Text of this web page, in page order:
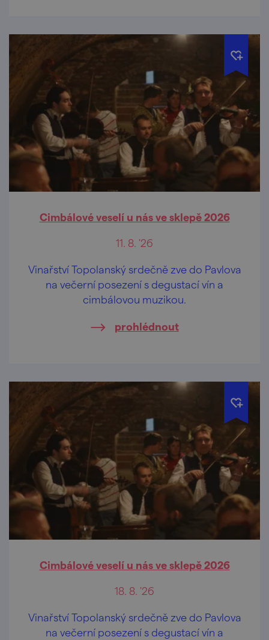
Cimbálové veselí u nás ve sklepě 2026
11. 8. '26
Vinařství Topolanský srdečně zve do Pavlova
na večerní posezení s degustací vín a
cimbálovou muzikou.
prohlédnout
Cimbálové veselí u nás ve sklepě 2026
18. 8. '26
Vinařství Topolanský srdečně zve do Pavlova
na večerní posezení s degustací vín a